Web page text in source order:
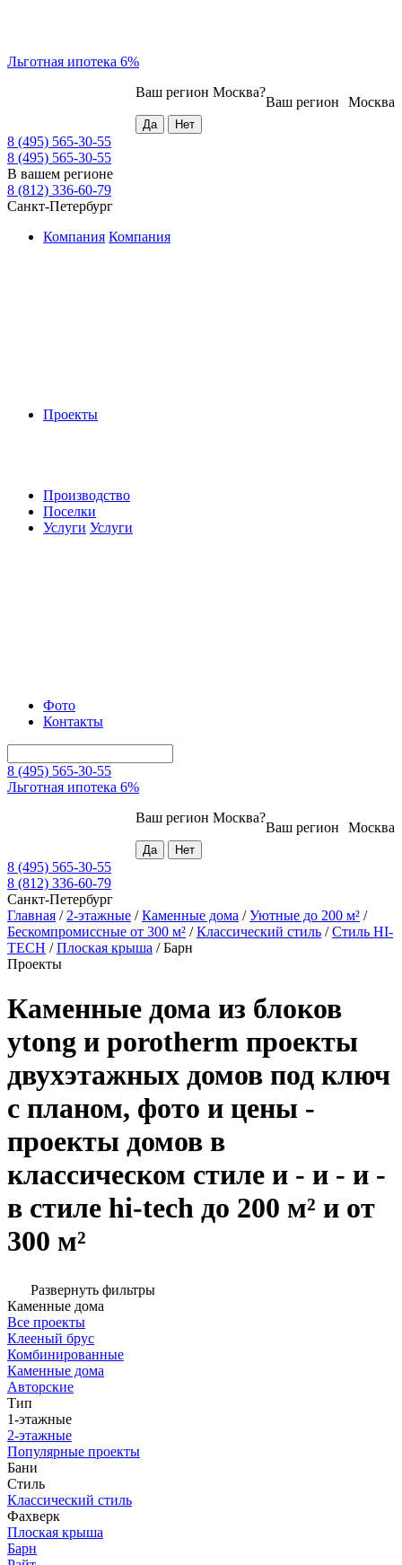
Льготная ипотека 6%
Москва
Ваш регион
Ваш регион Москва?
8 (495) 565-30-55
8 (495) 565-30-55
В вашем регионе
8 (812) 336-60-79
Санкт-Петербург
Компания Компания
Проекты
Производство
Поселки
Услуги Услуги
Фото
Контакты
8 (495) 565-30-55
Льготная ипотека 6%
Москва
Ваш регион
Ваш регион Москва?
8 (495) 565-30-55
8 (812) 336-60-79
Санкт-Петербург
Главная / 2-этажные /Каменные дома /Уютные до 200 м² /
Бескомпромиссные от 300 м² /Классический стиль /Стиль HI-
TECH /Плоская крыша /Барн
Проекты
Каменные дома из блоков
ytong и porotherm проекты
двухэтажных домов под ключ
с планом, фото и цены -
проекты домов в
классическом стиле и - и - и -
в стиле hi-tech до 200 м² и от
300 м²
Развернуть фильтры
Каменные дома
Все проекты
Клееный брус
Комбинированные
Каменные дома
Авторские
Тип
1-этажные
2-этажные
Популярные проекты
Бани
Стиль
Классический стиль
Фахверк
Плоская крыша
Барн